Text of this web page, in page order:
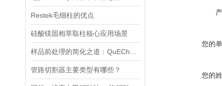
Restek毛细柱的优点
硅酸镁固相萃取柱核心应用场景
管路切割器主要类型有哪些？
您的
您的